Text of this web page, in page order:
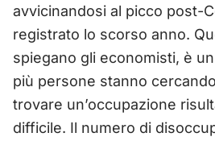
avvicinandosi al picco post-
registrato lo scorso anno.
spiegano gli economisti, è
più persone stanno
trovare un’occupazione
difficile. Il numero di